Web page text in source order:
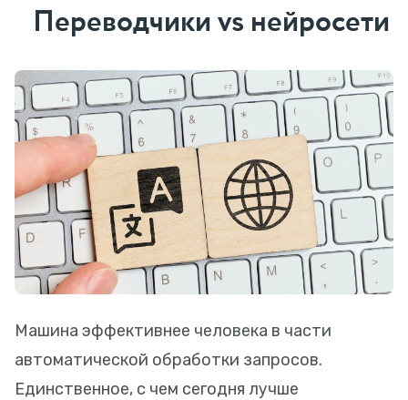
Переводчики vs нейросети
Машина эффективнее человека в части
автоматической обработки запросов.
Единственное, с чем сегодня лучше